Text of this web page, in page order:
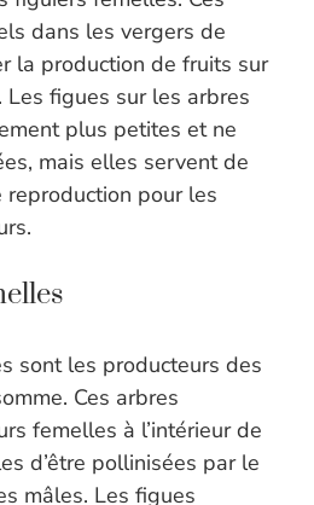
dans les vergers de
la production de fruits sur
figues sur les arbres
plus petites et ne
mais elles servent de
pour les
sont les producteurs des
Ces arbres
femelles à l’intérieur de
d’être pollinisées par le
mâles. Les figues